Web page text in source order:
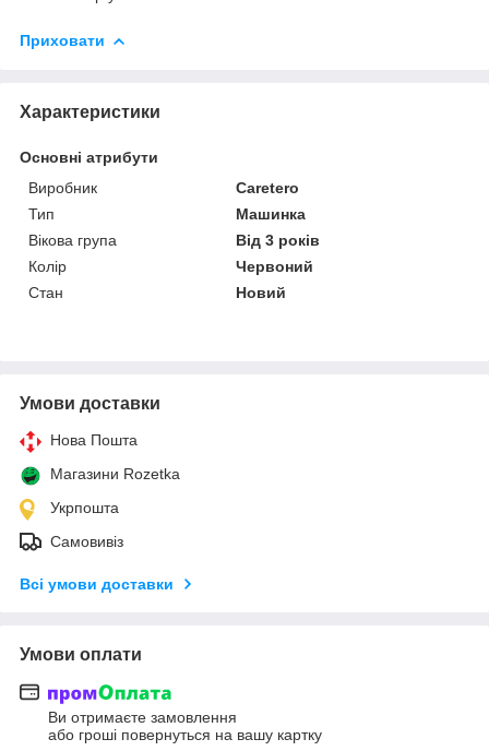
Приховати
Характеристики
Основні атрибути
Виробник
Caretero
Тип
Машинка
Вікова група
Від 3 років
Колір
Червоний
Стан
Новий
Умови доставки
Нова Пошта
Магазини Rozetka
Укрпошта
Самовивіз
Всі умови доставки
Умови оплати
Ви отримаєте замовлення
або гроші повернуться на вашу картку